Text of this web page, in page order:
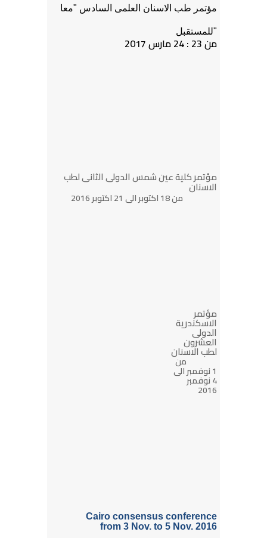
مؤتمر طب الاسنان العلمى السادس "معا
للمستقبل"
من 23 : 24 مارس 2017
مؤتمر كلية عين شمس الدولى الثانى لطب
الاسنان
من 18 اكتوبر الى 21 اكتوبر 2016
مؤتمر
الاسكندرية
الدولى
العشرون
لطب الاسنان
من
1 نوفمبر الى
4 نوفمبر
2016
Cairo consensus conference
from 3 Nov. to 5 Nov. 2016